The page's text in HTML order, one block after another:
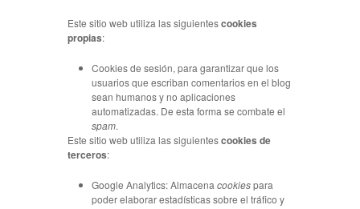
Este sitio web utiliza las siguientescookies
propias:
Cookies de sesión, para garantizar que los
usuarios que escriban comentarios en el blog
sean humanos y no aplicaciones
automatizadas. De esta forma se combate el
spam.
Este sitio web utiliza las siguientescookies de
terceros:
Google Analytics: Almacena cookiespara
poder elaborar estadísticas sobre el tráfico y